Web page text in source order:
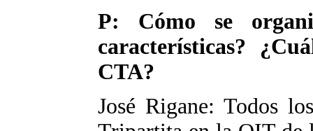
P: Cómo se
características?
CTA?
José Rigane: Todos